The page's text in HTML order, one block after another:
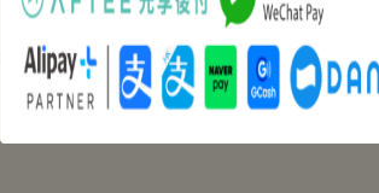
回主人公となる王女様が違います。
兵庫県 女の子9歳）